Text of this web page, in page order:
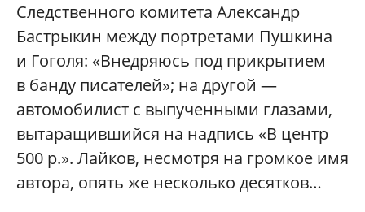
Следственного комитета Александр
Бастрыкин между портретами Пушкина
и Гоголя: «Внедряюсь под прикрытием
в банду писателей»; на другой —
автомобилист с выпученными глазами,
вытаращившийся на надпись «В центр
500 р.». Лайков, несмотря на громкое имя
автора, опять же несколько десятков…